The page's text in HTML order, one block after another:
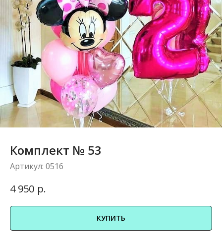
Комплект № 53
Артикул: 0516
4 950 р.
КУПИТЬ